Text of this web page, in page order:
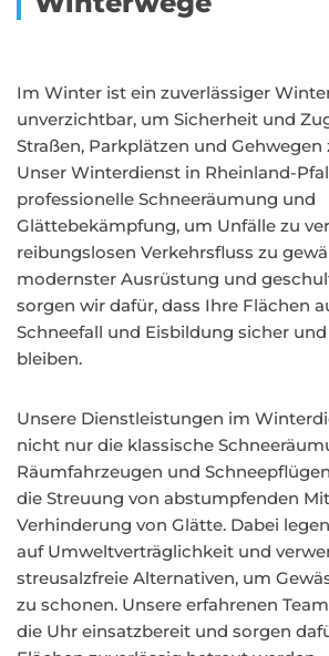
Im Winter ist ein zuverlässiger
unverzichtbar, um Sicherheit und
Straßen, Parkplätzen und
Unser Winterdienst in Rheinland-
professionelle Schneeräumung und
Glättebekämpfung, um Unfälle zu
reibungslosen Verkehrsfluss zu
modernster Ausrüstung und
sorgen wir dafür, dass Ihre Flächen
Schneefall und Eisbildung sicher
bleiben.
Unsere Dienstleistungen im
nicht nur die klassische
Räumfahrzeugen und
die Streuung von abstumpfenden
Verhinderung von Glätte. Dabei
auf Umweltverträglichkeit und
streusalzfreie Alternativen, um
zu schonen. Unsere erfahrenen
die Uhr einsatzbereit und sorgen